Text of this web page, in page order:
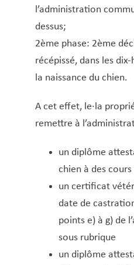
Lieux pour célébrer un
Location de salles
Location hall polyvalent
Logement abordable
Logement social
Macommune.lu
Naissance
Nationalité
Recouvrement
Night Card (Nightrider)
Nuit blanche
Parrainage d’arbres
Passeport
l’administration
dessus;
2ème phase: 2ème
récépissé, dans les
la naissance du chien.
A cet effet, le·la
remettre à
un diplôme
chien à des cours
un certificat
date de
points e) à g) de
sous rubrique
un diplôme